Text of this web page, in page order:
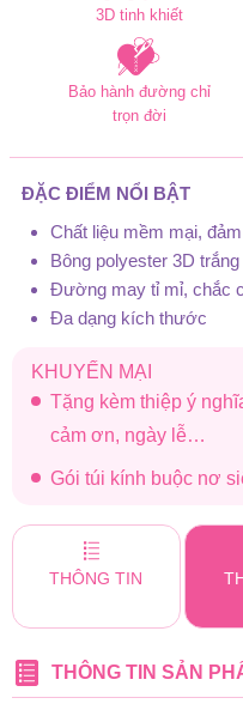
3D tinh khiết
Bảo hành đường chỉ
trọn đời
ĐẶC ĐIỂM NỔI BẬT
Chất liệu mềm mại,
Bông polyester 3D
Đường may tỉ mỉ, chắc
Đa dạng kích thước
KHUYẾN MẠI
Tặng kèm thiệp ý
cảm ơn, ngày lễ…
Gói túi kính buộc nơ
THÔNG TIN
THÔNG TIN SẢN